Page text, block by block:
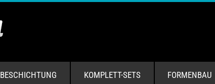
BESCHICHTUNG KOMPLETT-SETS FORMENBAU